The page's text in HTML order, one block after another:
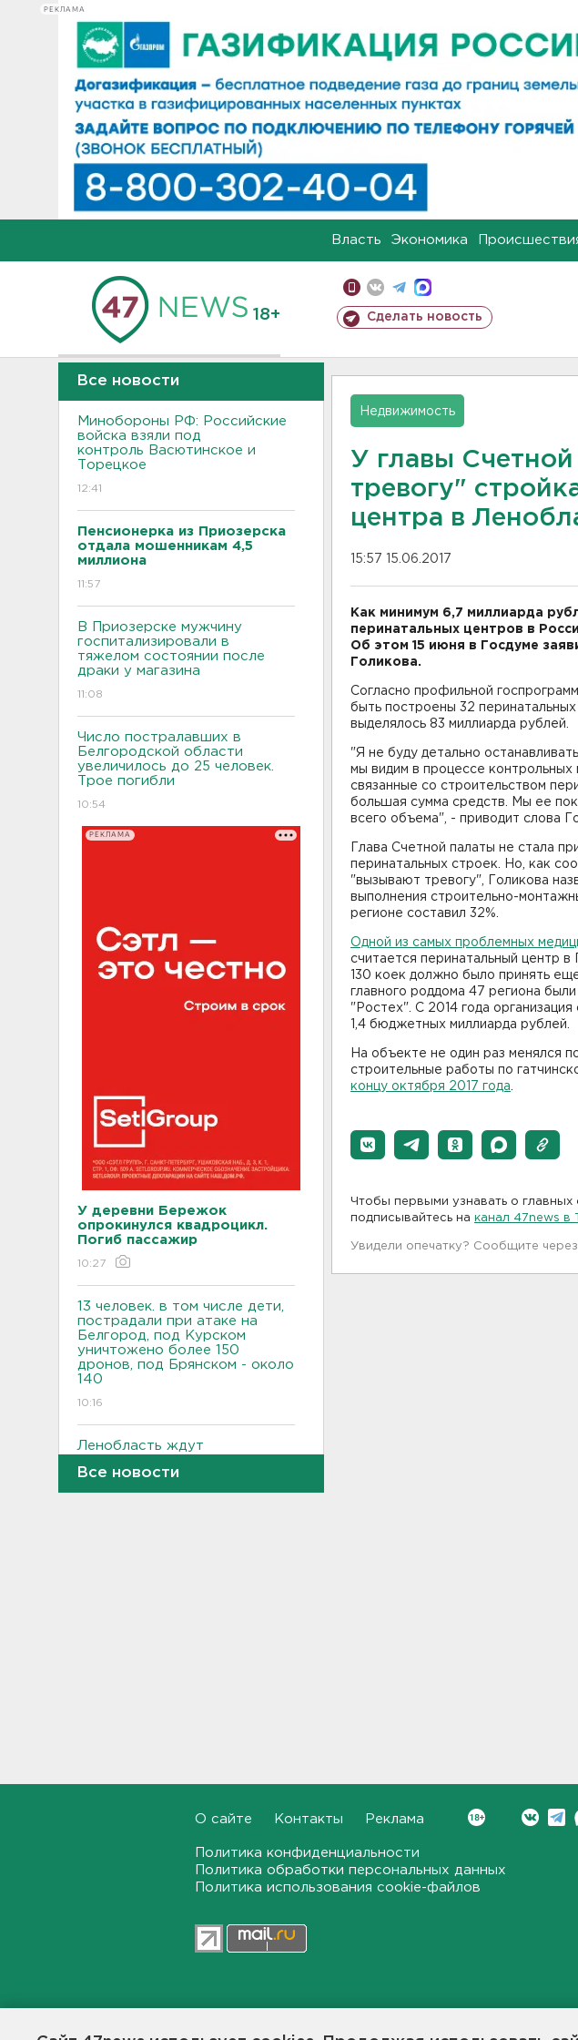
РЕКЛАМА
Власть Экономика
18+ Сделать новость
Все новости
Минобороны РФ: Российские
войска взяли под
контроль Васютинское и
Торецкое
12:41
Пенсионерка из Приозерска
отдала мошенникам 4,5
миллиона
11:57
В Приозерске мужчину
госпитализировали в
тяжелом состоянии после
драки у магазина
11:08
Число постралавших в
Белгородской области
увеличилось до 25 человек.
Трое погибли
10:54
РЕКЛАМА
У деревни Бережок
опрокинулся квадроцикл.
Погиб пассажир
10:27
13 человек. в том числе дети,
пострадали при атаке на
Белгород, под Курском
уничтожено более 150
дронов, под Брянском - около
140
10:16
Ленобласть ждут
дождей
22:44, 08.08.2026
Женщина прыгнула в Неву на
востоке Петербурга
пострадали дети
Все новости
Недвижимость
У главы
тревогу"
центра в
15:57 15.06.2017
Как минимум 6,7 миллиарда
перинатальных центров в
Об этом 15 июня в Госдуме
Голикова.
Согласно профильной
быть построены 32
выделялось 83 миллиарда рублей.
"Я не буду детально
мы видим в процессе контрольных
связанные со строительством
большая сумма средств. Мы ее
всего объема", - приводит слова
Глава Счетной палаты не стала
перинатальных строек. Но, как
"вызывают тревогу", Голикова
выполнения строительно-
регионе составил 32%.
Одной из самых проблемных
считается перинатальный центр
130 коек должно было принять
главного роддома 47 региона
"Ростех". С 2014 года
1,4 бюджетных миллиарда рублей.
На объекте не один раз менялся
строительные работы по
концу октября 2017 года
Чтобы первыми узнавать о
подписывайтесь на канал 47news в
Увидели опечатку? Сообщите
О сайте Контакты Реклама
Политика конфиденциальности
Политика обработки персональных данных
Политика использования cookie-файлов
общественной жизни в Ленинградской области,